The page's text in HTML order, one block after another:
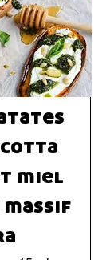
miel
massif